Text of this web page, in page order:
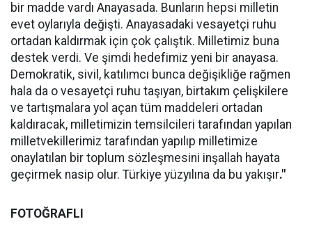
bir madde vardı Anayasada. Bunların hepsi milletin
evet oylarıyla değişti. Anayasadaki vesayetçi ruhu
ortadan kaldırmak için çok çalıştık. Milletimiz buna
destek verdi. Ve şimdi hedefimiz yeni bir anayasa.
Demokratik, sivil, katılımcı bunca değişikliğe rağmen
hala da o vesayetçi ruhu taşıyan, birtakım çelişkilere
ve tartışmalara yol açan tüm maddeleri ortadan
kaldıracak, milletimizin temsilcileri tarafından yapılan
milletvekillerimiz tarafından yapılıp milletimize
onaylatılan bir toplum sözleşmesini inşallah hayata
geçirmek nasip olur. Türkiye yüzyılına da bu yakışır."
FOTOĞRAFLI